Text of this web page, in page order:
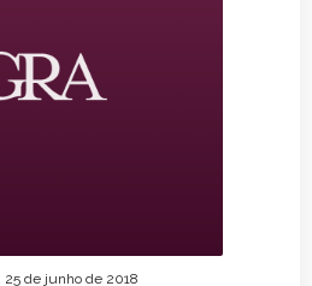
25 de junho de 2018